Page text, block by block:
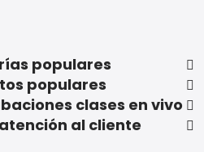
populares
populares
clases en vivo
al cliente